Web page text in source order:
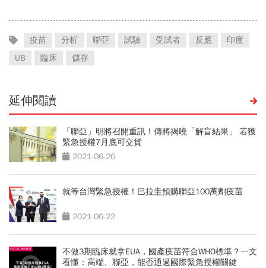
疫苗 分析 聯亞 試驗 受試者 反應
印度
UB
臨床 儲存
延伸閱讀
「聯亞」明將召開重訊！傳將揭曉「解盲結果」 若獲
緊急授權7月底可交貨
2021-06-26
就等台灣緊急授權！巴拉圭預購聯亞100萬劑疫苗
2021-06-22
不做3期臨床就拿EUA，國產疫苗符合WHO標準？一文
看懂：高端、聯亞，能否通過國際緊急授權關鍵